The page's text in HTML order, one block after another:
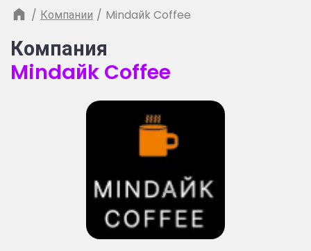
/ Компании / Mindaйk Coffee
Компания
Mindaйk Coffee